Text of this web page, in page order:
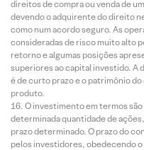
direitos de compra ou venda de
devendo o adquirente do direito
como num acordo seguro. As
consideradas de risco muito alto
retorno e algumas posições
superiores ao capital investido. A
é de curto prazo e o patrimônio
produto.
O investimento em termos
determinada quantidade de
prazo determinado. O prazo do
pelos investidores, obedecendo o